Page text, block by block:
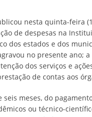
nesta quinta-feira
de despesas na
dos estados e dos
no presente ano;
dos serviços e
de contas aos
meses, do
ou técnico-